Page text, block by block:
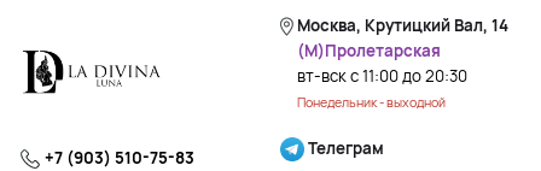
Москва, Крутицкий Вал, 14
(М)Пролетарская
вт-вск с 11:00 до 20:30
Понедельник - выходной
+7 (903) 510-75-83 Телеграм